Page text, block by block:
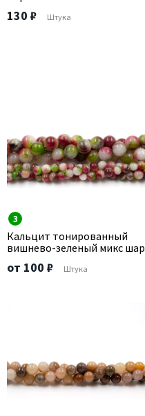
130 ₽ Штука
3
Кальцит тонированный
вишнево-зеленый микс шар
от 100 ₽ Штука